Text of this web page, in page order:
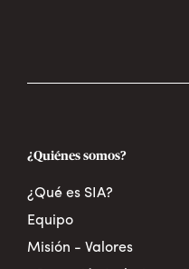
¿Quiénes somos?
¿Qué es SIA?
Equipo
Misión - Valores